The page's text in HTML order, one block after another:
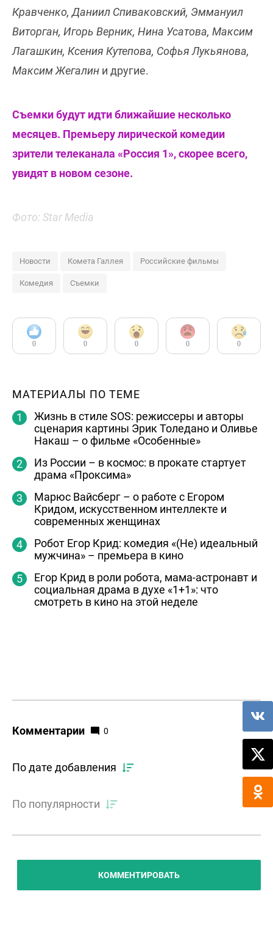
Кравченко, Даниил Спиваковский, Эммануил
Виторган, Игорь Верник, Нина Усатова, Максим
Лагашкин, Ксения Кутепова, Софья Лукьянова,
Максим Жегалин и другие.
Съемки будут идти ближайшие несколько
месяцев. Премьеру лирической комедии
зрители телеканала «Россия 1», скорее всего,
увидят в новом сезоне.
Фото: Star Media
Новости Комета Галлея Российские фильмы
Комедия Съемки
0 0 0 0 0
МАТЕРИАЛЫ ПО ТЕМЕ
Жизнь в стиле SOS: режиссеры и авторы
сценария картины Эрик Толедано и Оливье
Накаш – о фильме «Особенные»
Из России – в космос: в прокате стартует
драма «Проксима»
Марюс Вайсберг – о работе с Егором
Кридом, искусственном интеллекте и
современных женщинах
Робот Егор Крид: комедия «(Не) идеальный
мужчина» – премьера в кино
Егор Крид в роли робота, мама-астронавт и
социальная драма в духе «1+1»: что
смотреть в кино на этой неделе
Комментарии 0
По дате добавления
По популярности
КОММЕНТИРОВАТЬ